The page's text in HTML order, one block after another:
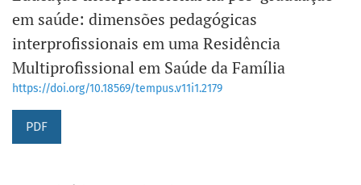
em saúde: dimensões pedagógicas
interprofissionais em uma Residência
Multiprofissional em Saúde da Família
https://doi.org/10.18569/tempus.v11i1.2179
PDF